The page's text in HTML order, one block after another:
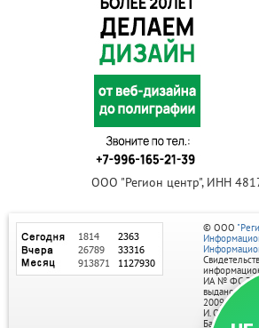
ООО "Регион центр", ИНН
© ООО
ИА № ФС
выдано
2009г.
И. О.
Баннеры на